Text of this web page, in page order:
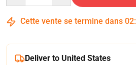
Cette vente se termine dans 02:
Deliver to United States